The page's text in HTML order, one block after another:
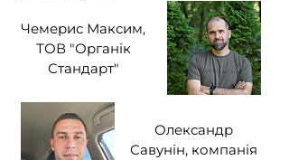
Чемерис Максим,
ТОВ "Органік
Стандарт"
Олександр
Савунін, компанія